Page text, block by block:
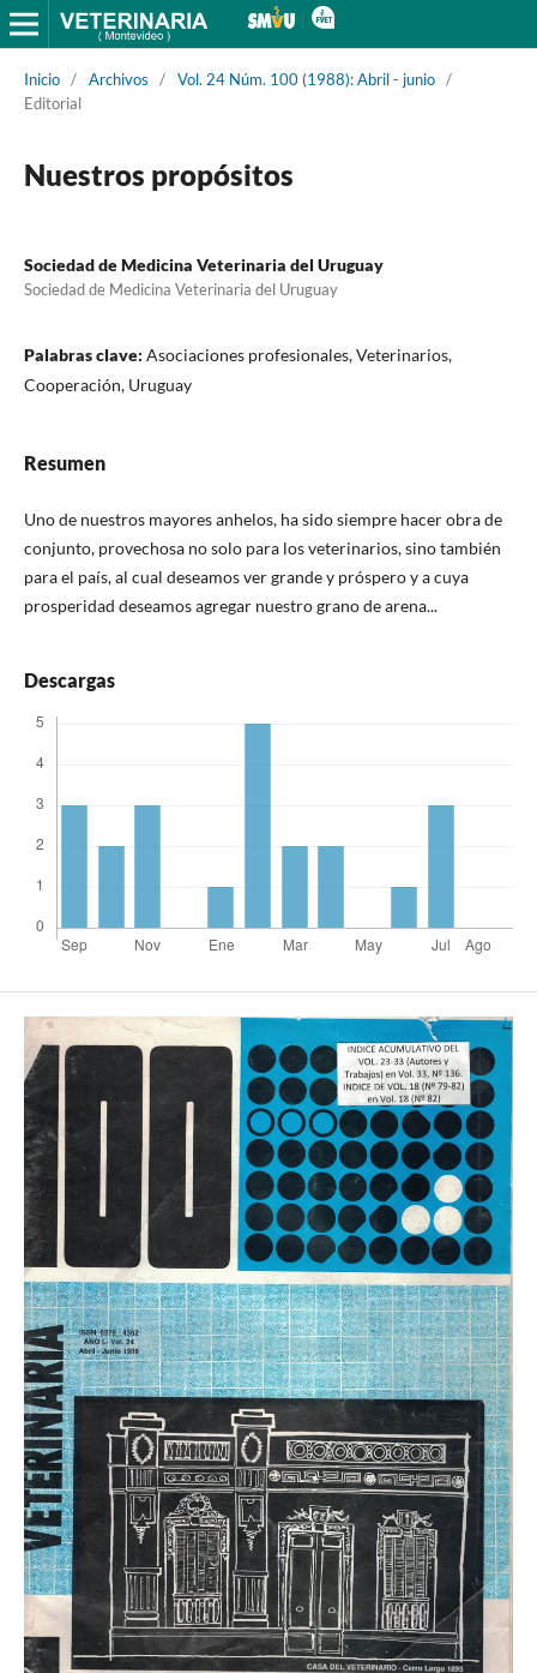
Inicio / Archivos / Vol. 24 Núm. 100 (1988): Abril - junio /
Editorial
Nuestros propósitos
Sociedad de Medicina Veterinaria del Uruguay
Sociedad de Medicina Veterinaria del Uruguay
Palabras clave: Asociaciones profesionales, Veterinarios,
Cooperación, Uruguay
Resumen
Uno de nuestros mayores anhelos, ha sido siempre hacer obra de
conjunto, provechosa no solo para los veterinarios, sino también
para el país, al cual deseamos ver grande y próspero y a cuya
prosperidad deseamos agregar nuestro grano de arena...
Descargas